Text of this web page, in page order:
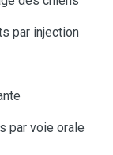
par injection
par voie orale